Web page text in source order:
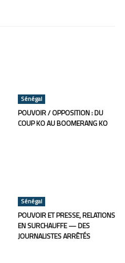
Sénégal
POUVOIR / OPPOSITION : DU
COUP KO AU BOOMERANG KO
Sénégal
POUVOIR ET PRESSE, RELATIONS
EN SURCHAUFFE — DES
JOURNALISTES ARRÊTÉS